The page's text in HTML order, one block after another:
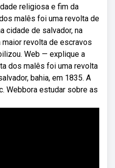
religiosa e fim da
malês foi uma revolta de
cidade de salvador, na
revolta de escravos
Web — explique a
dos malês foi uma revolta
bahia, em 1835. A
Webbora estudar sobre as